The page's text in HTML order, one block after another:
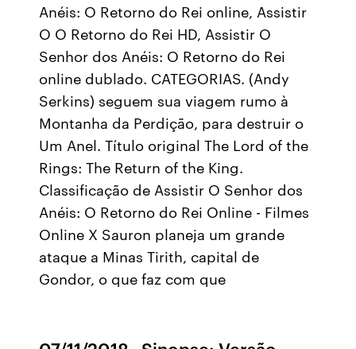
Anéis: O Retorno do Rei online, Assistir
O O Retorno do Rei HD, Assistir O
Senhor dos Anéis: O Retorno do Rei
online dublado. CATEGORIAS. (Andy
Serkins) seguem sua viagem rumo à
Montanha da Perdição, para destruir o
Um Anel. Título original The Lord of the
Rings: The Return of the King.
Classificação de Assistir O Senhor dos
Anéis: O Retorno do Rei Online - Filmes
Online X Sauron planeja um grande
ataque a Minas Tirith, capital de
Gondor, o que faz com que